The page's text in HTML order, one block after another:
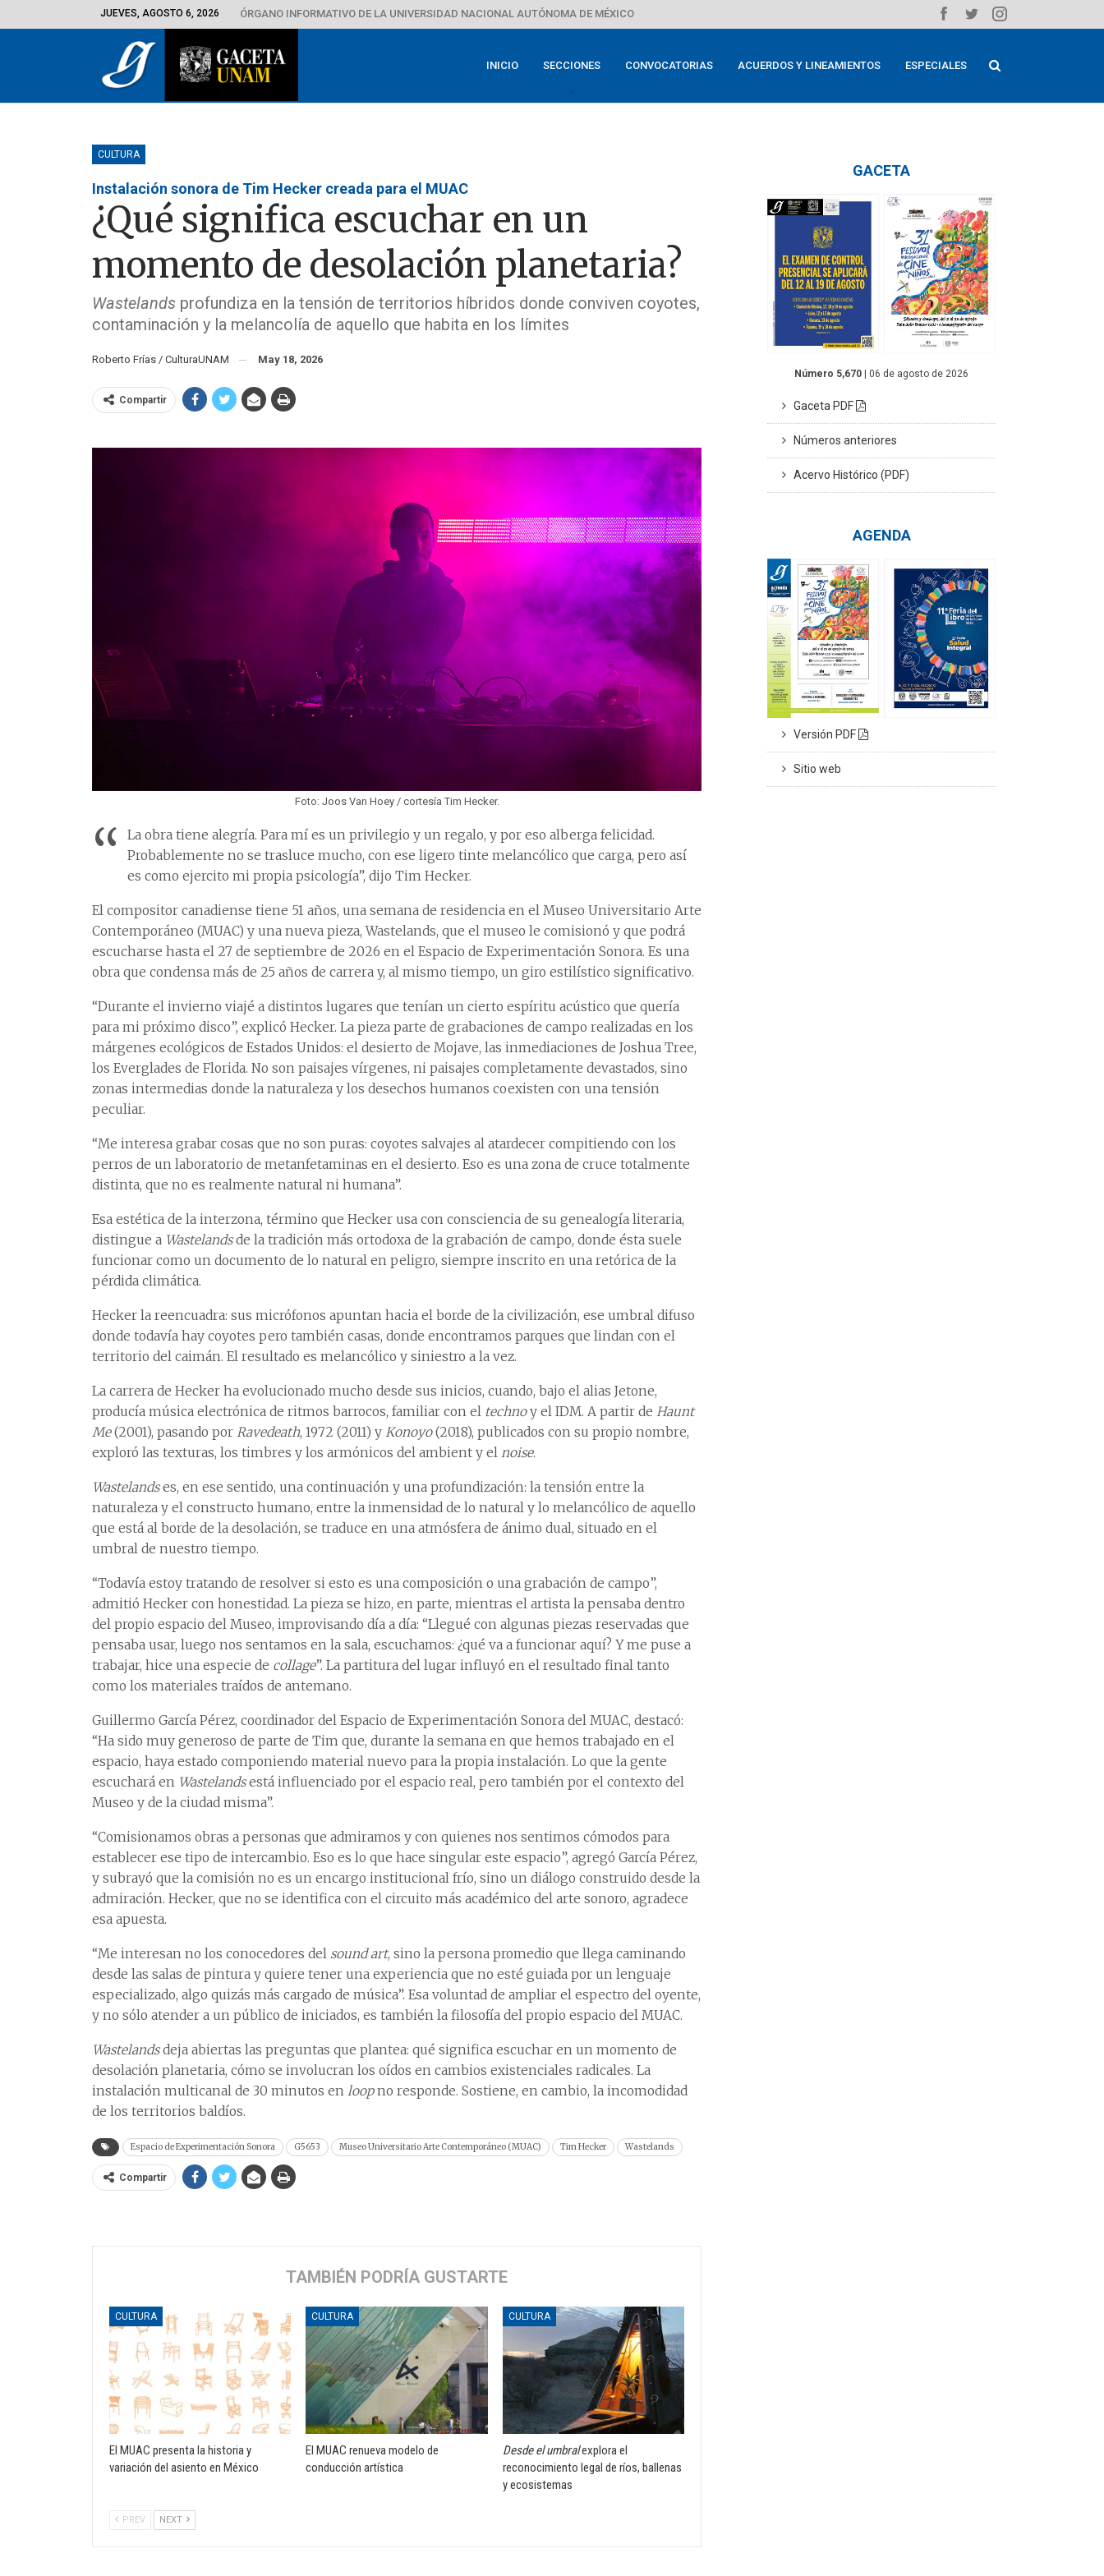
JUEVES, AGOSTO 6, 2026 ÓRGANO INFORMATIVO DE LA UNIVERSIDAD NACIONAL AUTÓNOMA DE MÉXICO
INICIO SECCIONES CONVOCATORIAS ACUERDOS Y LINEAMIENTOS ESPECIALES
CULTURA
Instalación sonora de Tim Hecker creada para el MUAC
¿Qué significa escuchar en un
momento de desolación planetaria?
Wastelands profundiza en la tensión de territorios híbridos donde conviven coyotes,
contaminación y la melancolía de aquello que habita en los límites
Roberto Frías / CulturaUNAM May 18, 2026
Compartir
Foto: Joos Van Hoey / cortesía Tim Hecker.
“
La obra tiene alegría. Para mí es un privilegio y un regalo, y por eso alberga felicidad.
Probablemente no se trasluce mucho, con ese ligero tinte melancólico que carga, pero así
es como ejercito mi propia psicología”, dijo Tim Hecker.
El compositor canadiense tiene 51 años, una semana de residencia en el Museo Universitario Arte
Contemporáneo (MUAC) y una nueva pieza, Wastelands, que el museo le comisionó y que podrá
escucharse hasta el 27 de septiembre de 2026 en el Espacio de Experimentación Sonora. Es una
obra que condensa más de 25 años de carrera y, al mismo tiempo, un giro estilístico significativo.
“Durante el invierno viajé a distintos lugares que tenían un cierto espíritu acústico que quería
para mi próximo disco”, explicó Hecker. La pieza parte de grabaciones de campo realizadas en los
márgenes ecológicos de Estados Unidos: el desierto de Mojave, las inmediaciones de Joshua Tree,
los Everglades de Florida. No son paisajes vírgenes, ni paisajes completamente devastados, sino
zonas intermedias donde la naturaleza y los desechos humanos coexisten con una tensión
peculiar.
“Me interesa grabar cosas que no son puras: coyotes salvajes al atardecer compitiendo con los
perros de un laboratorio de metanfetaminas en el desierto. Eso es una zona de cruce totalmente
distinta, que no es realmente natural ni humana”.
Esa estética de la interzona, término que Hecker usa con consciencia de su genealogía literaria,
distingue a Wastelandsde la tradición más ortodoxa de la grabación de campo, donde ésta suele
funcionar como un documento de lo natural en peligro, siempre inscrito en una retórica de la
pérdida climática.
Hecker la reencuadra: sus micrófonos apuntan hacia el borde de la civilización, ese umbral difuso
donde todavía hay coyotes pero también casas, donde encontramos parques que lindan con el
territorio del caimán. El resultado es melancólico y siniestro a la vez.
La carrera de Hecker ha evolucionado mucho desde sus inicios, cuando, bajo el alias Jetone,
producía música electrónica de ritmos barrocos, familiar con el technoy el IDM. A partir de Haunt
Me(2001), pasando por Ravedeath, 1972 (2011) y Konoyo(2018), publicados con su propio nombre,
exploró las texturas, los timbres y los armónicos del ambient y el noise.
Wastelandses, en ese sentido, una continuación y una profundización: la tensión entre la
naturaleza y el constructo humano, entre la inmensidad de lo natural y lo melancólico de aquello
que está al borde de la desolación, se traduce en una atmósfera de ánimo dual, situado en el
umbral de nuestro tiempo.
“Todavía estoy tratando de resolver si esto es una composición o una grabación de campo”,
admitió Hecker con honestidad. La pieza se hizo, en parte, mientras el artista la pensaba dentro
del propio espacio del Museo, improvisando día a día: “Llegué con algunas piezas reservadas que
pensaba usar, luego nos sentamos en la sala, escuchamos: ¿qué va a funcionar aquí? Y me puse a
trabajar, hice una especie de collage”. La partitura del lugar influyó en el resultado final tanto
como los materiales traídos de antemano.
Guillermo García Pérez, coordinador del Espacio de Experimentación Sonora del MUAC, destacó:
“Ha sido muy generoso de parte de Tim que, durante la semana en que hemos trabajado en el
espacio, haya estado componiendo material nuevo para la propia instalación. Lo que la gente
escuchará en Wastelandsestá influenciado por el espacio real, pero también por el contexto del
Museo y de la ciudad misma”.
“Comisionamos obras a personas que admiramos y con quienes nos sentimos cómodos para
establecer ese tipo de intercambio. Eso es lo que hace singular este espacio”, agregó García Pérez,
y subrayó que la comisión no es un encargo institucional frío, sino un diálogo construido desde la
admiración. Hecker, que no se identifica con el circuito más académico del arte sonoro, agradece
esa apuesta.
“Me interesan no los conocedores del sound art, sino la persona promedio que llega caminando
desde las salas de pintura y quiere tener una experiencia que no esté guiada por un lenguaje
especializado, algo quizás más cargado de música”. Esa voluntad de ampliar el espectro del oyente,
y no sólo atender a un público de iniciados, es también la filosofía del propio espacio del MUAC.
Wastelandsdeja abiertas las preguntas que plantea: qué significa escuchar en un momento de
desolación planetaria, cómo se involucran los oídos en cambios existenciales radicales. La
instalación multicanal de 30 minutos en loopno responde. Sostiene, en cambio, la incomodidad
de los territorios baldíos.
Espacio de Experimentación Sonora G5653 Museo Universitario Arte Contemporáneo (MUAC) Tim Hecker Wastelands
Compartir
TAMBIÉN PODRÍA GUSTARTE
CULTURA
El MUAC presenta la historia y
variación del asiento en México
CULTURA
El MUAC renueva modelo de
conducción artística
CULTURA
Desde el umbralexplora el
reconocimiento legal de ríos, ballenas
y ecosistemas
PREV NEXT
GACETA
Número 5,670 | 06 de agosto de 2026
Gaceta PDF
Números anteriores
Acervo Histórico (PDF)
AGENDA
Versión PDF
Sitio web